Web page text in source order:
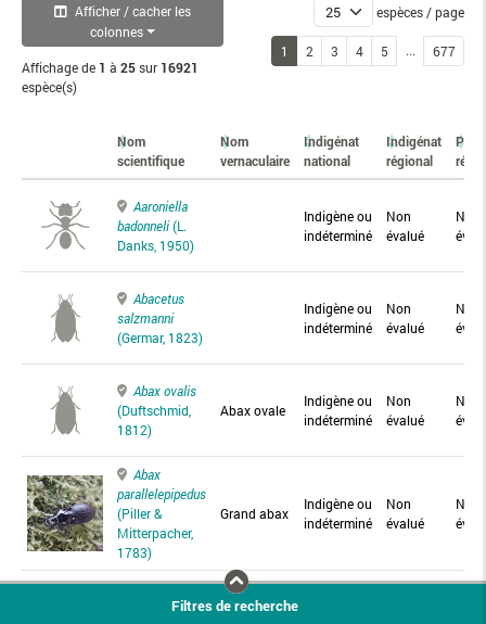
Afficher / cacher les
colonnes
Affichage de 1 à 25sur 16921
espèce(s)
espèces / page
1 2 3 4 5 ... 677
Nom
scientifique
Nom
vernaculaire
Indigénat
national
Indigénat
régional
Aaroniella
badonneli(L.
Danks, 1950)
Indigène ou
indéterminé
Non
évalué
Non
Abacetus
salzmanni
(Germar, 1823)
Indigène ou
indéterminé
Non
évalué
Non
Abax ovalis
(Duftschmid,
1812)
Abax ovale
Indigène ou
indéterminé
Non
évalué
Non
Abax
parallelepipedus
(Piller &
Mitterpacher,
1783)
Grand abax
Indigène ou
indéterminé
Non
évalué
Non
Abax
Abax
Filtres de recherche